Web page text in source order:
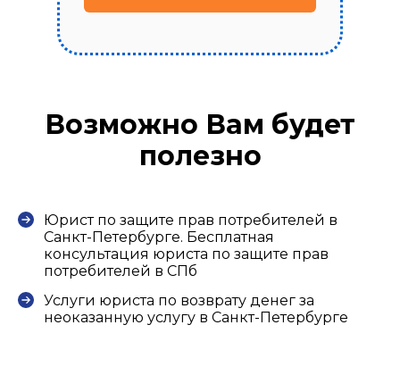
Возможно Вам будет
полезно
Юрист по защите прав потребителей в
Санкт-Петербурге. Бесплатная
консультация юриста по защите прав
потребителей в СПб
Услуги юриста по возврату денег за
неоказанную услугу в Санкт-Петербурге